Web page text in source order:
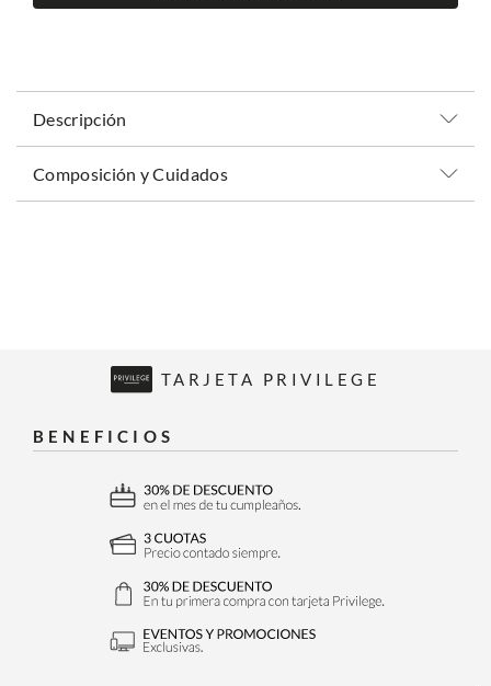
Descripción
Composición y Cuidados
TARJETA PRIVILEGE
BENEFICIOS